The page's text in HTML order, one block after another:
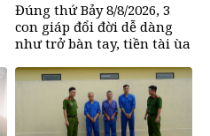
Đúng thứ Bảy 8/8/2026, 3
con giáp đổi đời dễ dàng
như trở bàn tay, tiền tài ùa
đến